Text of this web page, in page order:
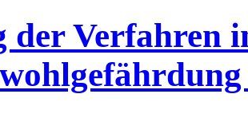
der Verfahren